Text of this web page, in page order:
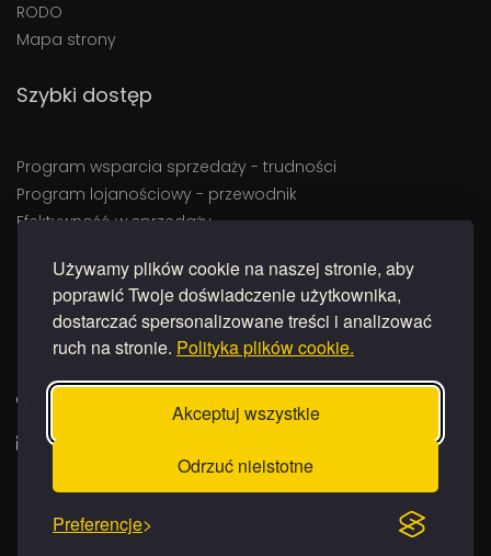
Używamy plików cookie na naszej stronie, aby
poprawić Twoje doświadczenie użytkownika,
dostarczać spersonalizowane treści i analizować
ruch na stronie. Polityka plików cookie.
Akceptuj wszystkie
Odrzuć nieistotne
Preferencje
RODO
Mapa strony
Szybki dostęp
Program wsparcia sprzedaży - trudności
Program lojanościowy - przewodnik
Efektywność w sprzedaży
Interaktywne quizy QR na targach
Kontakt
30235 Kraków, Poland